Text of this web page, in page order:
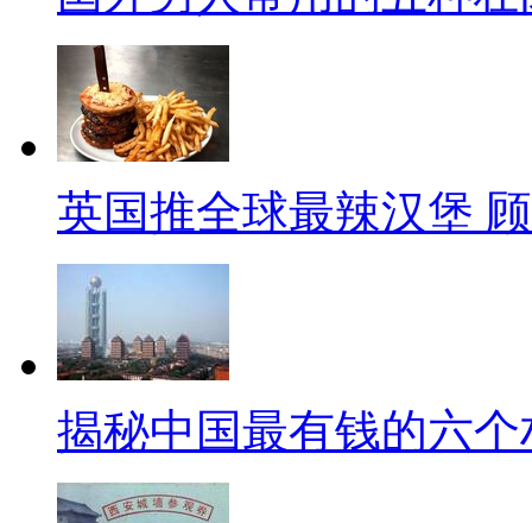
英国推全球最辣汉堡
揭秘中国最有钱的六